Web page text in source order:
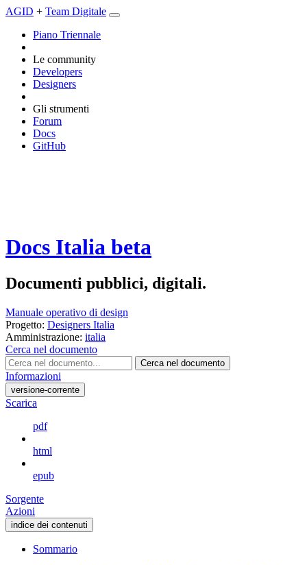
AGID + Team Digitale
Piano Triennale
Le community
Developers
Designers
Gli strumenti
Forum
Docs
GitHub
Docs Italia beta
Documenti pubblici, digitali.
Manuale operativo di design
Progetto: Designers Italia
Amministrazione: italia
Cerca nel documento
Cerca nel documento
Informazioni
versione-corrente
Scarica
pdf
html
epub
Sorgente
Azioni
indice dei contenuti
Sommario